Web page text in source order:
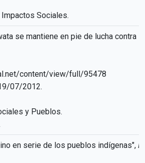
Sociales.
se mantiene en pie de lucha contra
content/view/full/95478
07/2012.
y Pueblos.
en serie de los pueblos indígenas",